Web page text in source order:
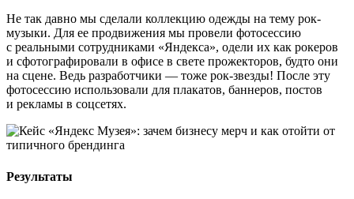
Не так давно мы сделали коллекцию одежды на тему рок-
музыки. Для ее продвижения мы провели фотосессию
с реальными сотрудниками «Яндекса», одели их как рокеров
и сфотографировали в офисе в свете прожекторов, будто они
на сцене. Ведь разработчики — тоже рок-звезды! После эту
фотосессию использовали для плакатов, баннеров, постов
и рекламы в соцсетях.
Результаты